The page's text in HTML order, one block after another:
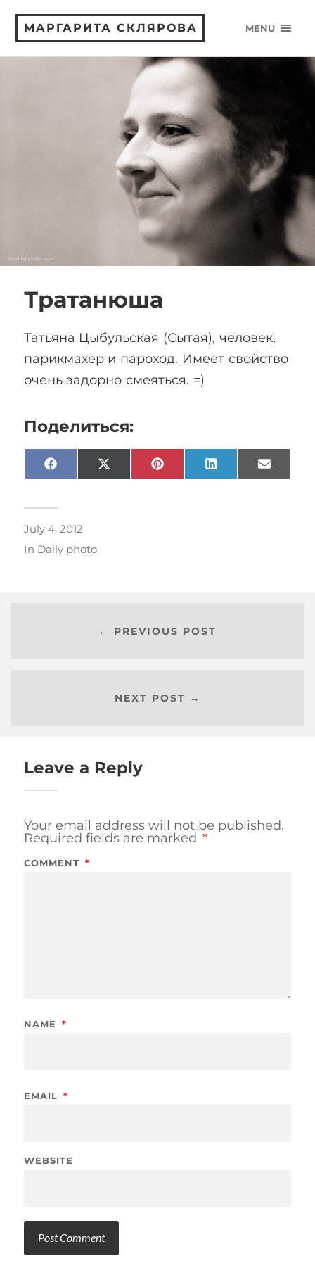
МАРГАРИТА СКЛЯРОВА MENU
Тратанюша
Татьяна Цыбульская (Сытая), человек,
парикмахер и пароход. Имеет свойство
очень задорно смеяться. =)
Поделиться:
Facebook X
(Twitter)
Pinterest LinkedIn Email
July 4, 2012
In Daily photo
← PREVIOUS POST
NEXT POST →
Leave a Reply
Your email address will not be published.
Required fields are marked *
COMMENT *
NAME *
EMAIL *
WEBSITE